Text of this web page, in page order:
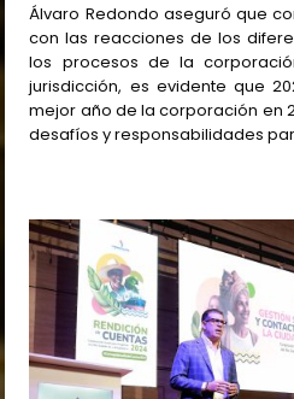
Álvaro Redondo aseguró que
con las reacciones de los
los procesos de la
jurisdicción, es evidente que
mejor año de la corporación en
desafíos y responsabilidades